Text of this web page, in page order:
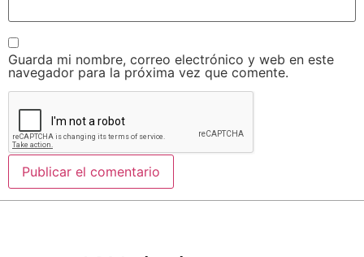
Guarda mi nombre, correo electrónico y web en este
navegador para la próxima vez que comente.